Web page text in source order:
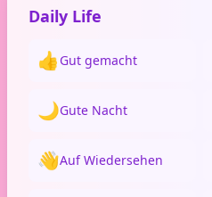
Daily Life
👍 Gut gemacht
🌙Gute Nacht
👋Auf Wiedersehen